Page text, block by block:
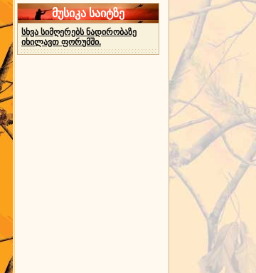
მუსიკა საიტზე
სხვა სიმღერებს ნადირობაზე
იხილავთ ფორუმში.